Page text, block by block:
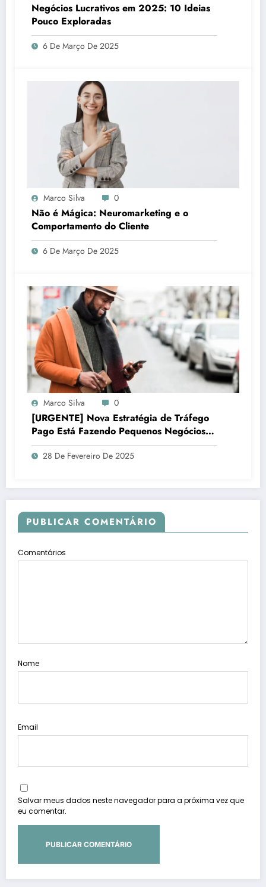
Negócios Lucrativos em 2025: 10 Ideias
Pouco Exploradas
6 De Março De 2025
Marco Silva 0
Não é Mágica: Neuromarketing e o
Comportamento do Cliente
6 De Março De 2025
Marco Silva 0
[URGENTE] Nova Estratégia de Tráfego
Pago Está Fazendo Pequenos Negócios
Lucrar Mais!
28 De Fevereiro De 2025
PUBLICAR COMENTÁRIO
Comentários
Nome
Email
Salvar meus dados neste navegador para a próxima vez que
eu comentar.